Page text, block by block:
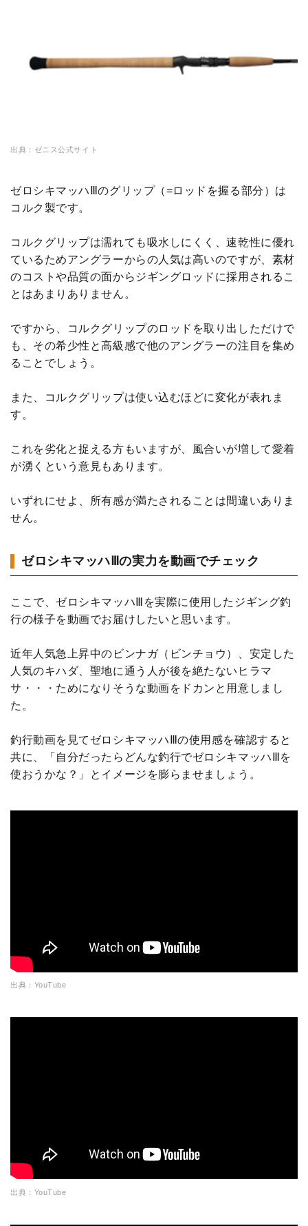
出典：ゼニス公式サイト
ゼロシキマッハⅢのグリップ（=ロッドを握る部分）は
コルク製です。
コルクグリップは濡れても吸水しにくく、速乾性に優れ
ているためアングラーからの人気は高いのですが、素材
のコストや品質の面からジギングロッドに採用されるこ
とはあまりありません。
ですから、コルクグリップのロッドを取り出しただけで
も、その希少性と高級感で他のアングラーの注目を集め
ることでしょう。
また、コルクグリップは使い込むほどに変化が表れま
す。
これを劣化と捉える方もいますが、風合いが増して愛着
が湧くという意見もあります。
いずれにせよ、所有感が満たされることは間違いありま
せん。
ゼロシキマッハⅢの実力を動画でチェック
ここで、ゼロシキマッハⅢを実際に使用したジギング釣
行の様子を動画でお届けしたいと思います。
近年人気急上昇中のビンナガ（ビンチョウ）、安定した
人気のキハダ、聖地に通う人が後を絶たないヒラマ
サ・・・ためになりそうな動画をドカンと用意しまし
た。
釣行動画を見てゼロシキマッハⅢの使用感を確認すると
共に、「自分だったらどんな釣行でゼロシキマッハⅢを
使おうかな？」とイメージを膨らませましょう。
出典：YouTube
出典：YouTube